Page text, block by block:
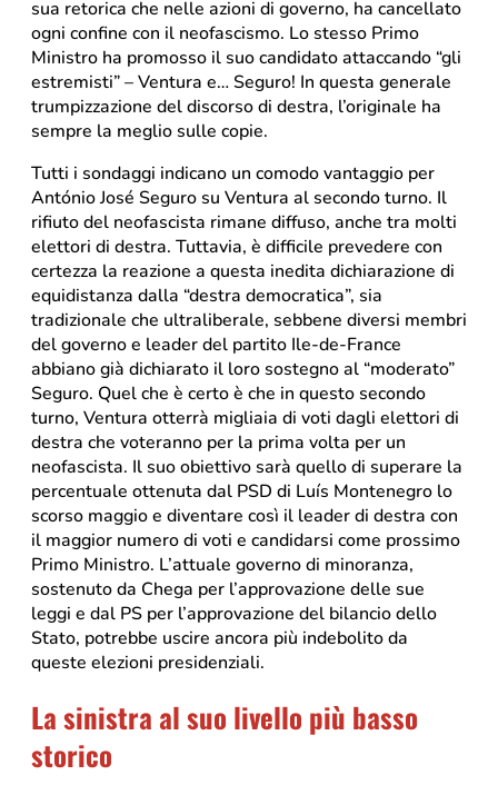
sua retorica che nelle azioni di governo, ha cancellato
ogni confine con il neofascismo. Lo stesso Primo
Ministro ha promosso il suo candidato attaccando “gli
estremisti” – Ventura e… Seguro! In questa generale
trumpizzazione del discorso di destra, l’originale ha
sempre la meglio sulle copie.
Tutti i sondaggi indicano un comodo vantaggio per
António José Seguro su Ventura al secondo turno. Il
rifiuto del neofascista rimane diffuso, anche tra molti
elettori di destra. Tuttavia, è difficile prevedere con
certezza la reazione a questa inedita dichiarazione di
equidistanza dalla “destra democratica”, sia
tradizionale che ultraliberale, sebbene diversi membri
del governo e leader del partito Ile-de-France
abbiano già dichiarato il loro sostegno al “moderato”
Seguro. Quel che è certo è che in questo secondo
turno, Ventura otterrà migliaia di voti dagli elettori di
destra che voteranno per la prima volta per un
neofascista. Il suo obiettivo sarà quello di superare la
percentuale ottenuta dal PSD di Luís Montenegro lo
scorso maggio e diventare così il leader di destra con
il maggior numero di voti e candidarsi come prossimo
Primo Ministro. L’attuale governo di minoranza,
sostenuto da Chega per l’approvazione delle sue
leggi e dal PS per l’approvazione del bilancio dello
Stato, potrebbe uscire ancora più indebolito da
queste elezioni presidenziali.
La sinistra al suo livello più basso
storico